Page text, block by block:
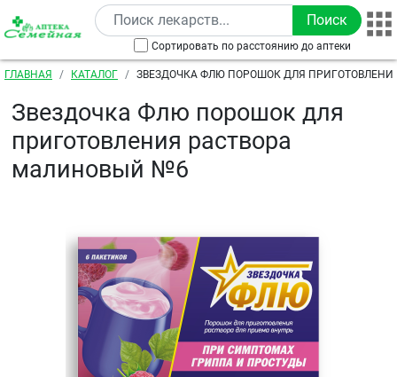
Перейти к основному содержанию
Сортировать по расстоянию до аптеки
Строка навигации
ГЛАВНАЯ КАТАЛОГ
ЗВЕЗДОЧКА ФЛЮ ПОРОШОК ДЛЯ
Звездочка Флю порошок для
приготовления раствора
малиновый №6